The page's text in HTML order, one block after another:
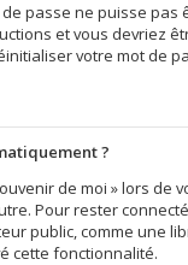
passe ne puisse
et vous devriez
votre mot de
?
de moi » lors
Pour rester
public, comme une
cette fonctionnalité.